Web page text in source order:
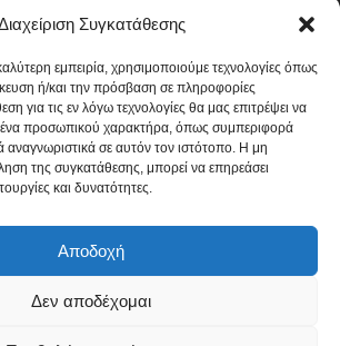
Συγκατάθεσης
εμπειρία, χρησιμοποιούμε τεχνολογίες όπως
ή/και την πρόσβαση σε πληροφορίες
για τις εν λόγω τεχνολογίες θα μας επιτρέψει να
προσωπικού χαρακτήρα, όπως συμπεριφορά
αναγνωριστικά σε αυτόν τον ιστότοπο. Η μη
της συγκατάθεσης, μπορεί να επηρεάσει
και δυνατότητες.
Αποδοχή
Δεν αποδέχομαι
4487
822